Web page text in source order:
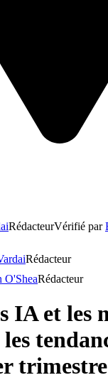
RédacteurVérifié par
Rédacteur
O'SheaRédacteur
IA et les